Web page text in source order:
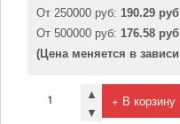
От 250000 руб: 190.29 руб
От 500000 руб: 176.58 руб
(Цена меняется в
▲
▼
+ В корзину